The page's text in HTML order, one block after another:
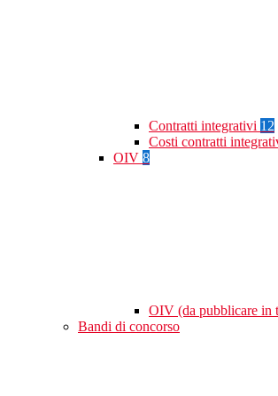
Contratti integrativi 12
Costi contratti
OIV 8
OIV (da pubblicare in
Bandi di concorso